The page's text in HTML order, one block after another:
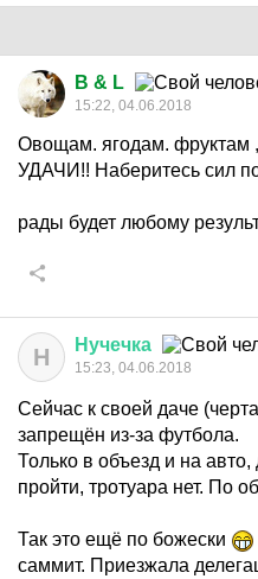
B & L
15:22, 04.06.2018
Овощам. ягодам. фруктам
УДАЧИ!! Наберитесь сил
рады будет любому
Н Нучечка
15:23, 04.06.2018
Сейчас к своей даче
запрещён из-за футбола.
Только в объезд и на
пройти, тротуара нет. По
Так это ещё по божески
саммит. Приезжала